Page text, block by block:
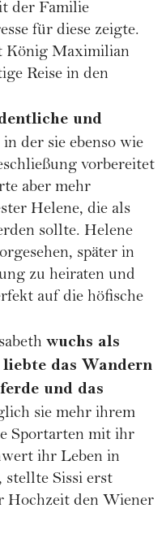
der Familie
für diese zeigte.
König Maximilian
Reise in den
und
in der sie ebenso wie
vorbereitet
aber mehr
Helene, die als
sollte. Helene
später in
zu heiraten und
auf die höfische
wuchs als
das Wandern
und das
sie mehr ihrem
Sportarten mit ihr
ihr Leben in
stellte Sissi erst
Hochzeit den Wiener